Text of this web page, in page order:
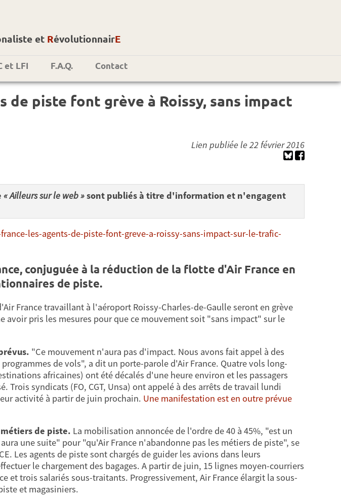
et RévolutionnairE
et LFI F.A.Q. Contact
de piste font grève à Roissy, sans impact
Lien publiée le 22 février 2016
« Ailleurs sur le web »sont publiés à titre d'information et n'engagent
les-agents-de-piste-font-greve-a-roissy-sans-impact-sur-le-trafic-
conjuguée à la réduction de la flotte d'Air France en
de piste.
France travaillant à l'aéroport Roissy-Charles-de-Gaulle seront en grève
avoir pris les mesures pour que ce mouvement soit "sans impact" sur le
"Ce mouvement n'aura pas d'impact. Nous avons fait appel à des
de vols", a dit un porte-parole d'Air France. Quatre vols long-
africaines) ont été décalés d'une heure environ et les passagers
Trois syndicats (FO, CGT, Unsa) ont appelé à des arrêts de travail lundi
activité à partir de juin prochain. Une manifestation est en outre prévue
de piste. La mobilisation annoncée de l'ordre de 40 à 45%, "est un
une suite" pour "qu'Air France n'abandonne pas les métiers de piste", se
Les agents de piste sont chargés de guider les avions dans leurs
le chargement des bagages. A partir de juin, 15 lignes moyen-courriers
et trois salariés sous-traitants. Progressivement, Air France élargit la sous-
et magasiniers.